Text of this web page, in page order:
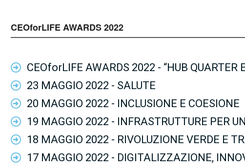
CEOforLIFE AWARDS 2022
CEOforLIFE AWARDS 2022 - “HUB QUARTER
23 MAGGIO 2022 - SALUTE
20 MAGGIO 2022 - INCLUSIONE E COESIONE
19 MAGGIO 2022 - INFRASTRUTTURE PER
18 MAGGIO 2022 - RIVOLUZIONE VERDE E
17 MAGGIO 2022 - DIGITALIZZAZIONE,